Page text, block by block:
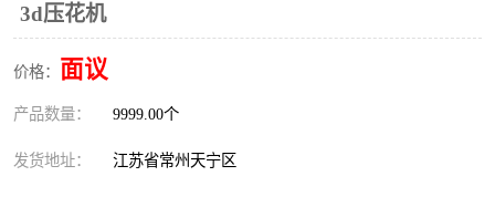
3d压花机
价格： 面议
产品数量： 9999.00个
发货地址： 江苏省常州天宁区